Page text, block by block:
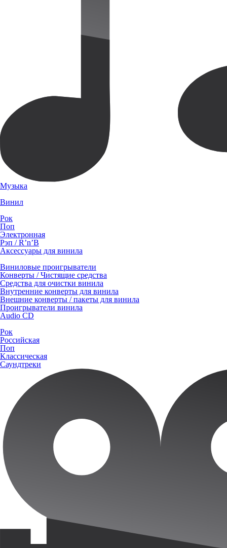
Музыка
Винил
Рок
Поп
Электронная
Рэп / R’n’B
Аксессуары для винила
Виниловые проигрыватели
Конверты / Чистящие средства
Средства для очистки винила
Внутренние конверты для винила
Внешние конверты / пакеты для винила
Проигрыватели винила
Audio CD
Рок
Российская
Поп
Классическая
Саундтреки